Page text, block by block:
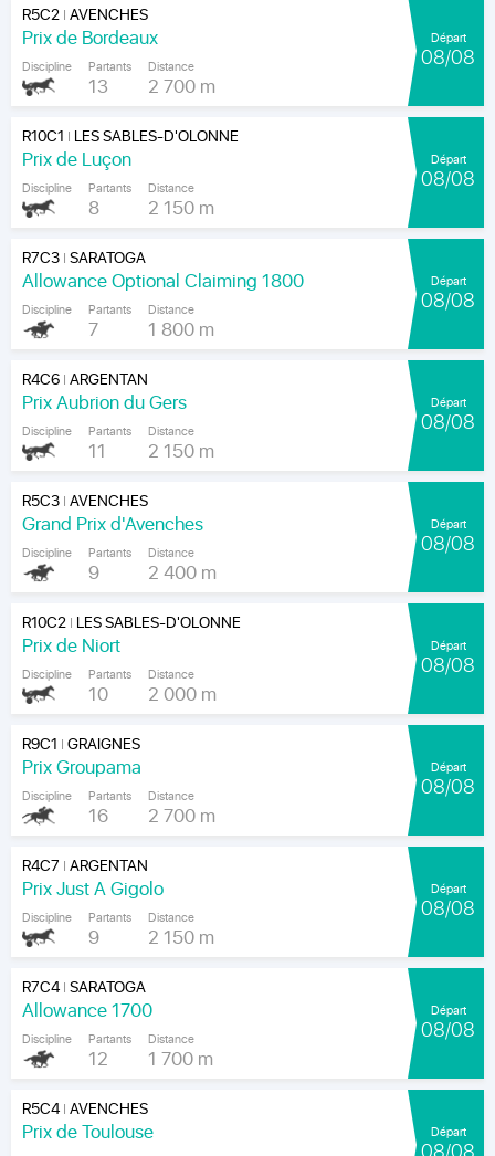
R5C2|AVENCHES
Prix de Bordeaux
Discipline Partants
13
Distance
2 700 m
Départ
08/08
R10C1 | LES SABLES-D'OLONNE
Prix de Luçon
Discipline Partants
8
Distance
2 150 m
Départ
08/08
R7C3|SARATOGA
Allowance Optional Claiming 1800
Discipline Partants
7
Distance
1 800 m
Départ
08/08
R4C6|ARGENTAN
Prix Aubrion du Gers
Discipline Partants
11
Distance
2 150 m
Départ
08/08
R5C3|AVENCHES
Grand Prix d'Avenches
Discipline Partants
9
Distance
2 400 m
Départ
08/08
R10C2| LES SABLES-D'OLONNE
Prix de Niort
Discipline Partants
10
Distance
2 000 m
Départ
08/08
R9C1 |GRAIGNES
Prix Groupama
Discipline Partants
16
Distance
2 700 m
Départ
08/08
R4C7 |ARGENTAN
Prix Just A Gigolo
Discipline Partants
9
Distance
2 150 m
Départ
08/08
R7C4|SARATOGA
Allowance 1700
Discipline Partants
12
Distance
1 700 m
Départ
08/08
R5C4|AVENCHES
Prix de Toulouse Départ